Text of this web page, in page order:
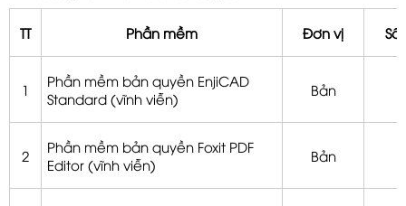
TT Phần mềm Đơn vị Số
1
Phần mềm bản quyền EnjiCAD
Standard (vĩnh viễn)
Bản
2
Phần mềm bản quyền Foxit PDF
Editor (vĩnh viễn)
Bản